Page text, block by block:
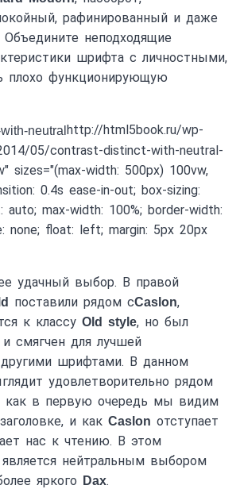
рафинированный и даже
неподходящие
шрифта с личностными,
плохо функционирующую
http://html5book.ru/wp-
05/contrast-distinct-with-neutral-
sizes="(max-width: 500px) 100vw,
0.4s ease-in-out; box-sizing:
auto; max-width: 100%; border-width:
none; float: left; margin: 5px 20px
удачный выбор. В правой
поставили рядом сCaslon,
к классу Old style, но был
смягчен для лучшей
шрифтами. В данном
удовлетворительно рядом
как в первую очередь мы видим
и как Caslon отступает
нас к чтению. В этом
является нейтральным выбором
яркого
Dax.